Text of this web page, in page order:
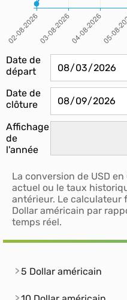
Date de
départ
Date de
clôture
Affichage
de
l'année
La conversion de USD
actuel ou le taux
antérieur. Le
Dollar américain par
temps réel.
5 Dollar américain